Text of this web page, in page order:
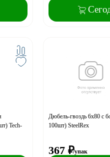
Tech-
Дюбель-гвоздь 6х80 с
100шт) SteelRex
367 ₽/упак